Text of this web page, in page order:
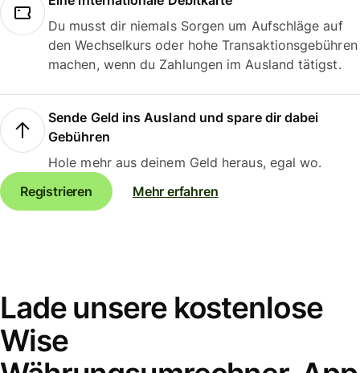
Du musst dir niemals Sorgen um Aufschläge auf
den Wechselkurs oder hohe Transaktionsgebühren
machen, wenn du Zahlungen im Ausland tätigst.
Sende Geld ins Ausland und spare dir dabei
Gebühren
Hole mehr aus deinem Geld heraus, egal wo.
Registrieren
Mehr erfahren
Lade unsere kostenlose
Wise